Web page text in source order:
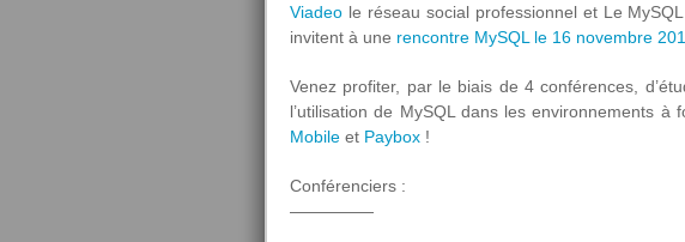
Viadeo le réseau social professionnel et Le
invitent à une rencontre MySQL le 16 novembre
Venez profiter, par le biais de 4 conférences,
l’utilisation de MySQL dans les environnements à
Mobile et Paybox !
Conférenciers :
—————